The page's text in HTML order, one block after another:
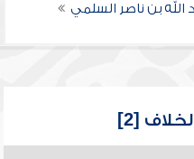
الله بن ناصر السلمي
[2]